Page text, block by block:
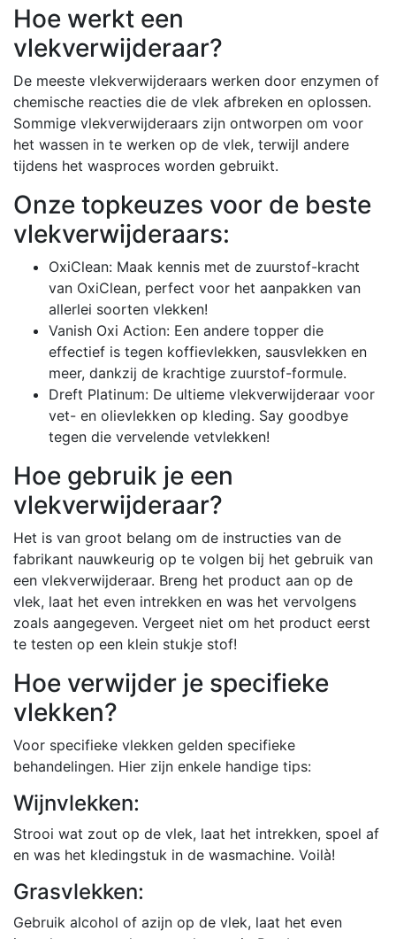
Hoe werkt een
vlekverwijderaar?
De meeste vlekverwijderaars werken door enzymen of
chemische reacties die de vlek afbreken en oplossen.
Sommige vlekverwijderaars zijn ontworpen om voor
het wassen in te werken op de vlek, terwijl andere
tijdens het wasproces worden gebruikt.
Onze topkeuzes voor de beste
vlekverwijderaars:
OxiClean: Maak kennis met de zuurstof-kracht
van OxiClean, perfect voor het aanpakken van
allerlei soorten vlekken!
Vanish Oxi Action: Een andere topper die
effectief is tegen koffievlekken, sausvlekken en
meer, dankzij de krachtige zuurstof-formule.
Dreft Platinum: De ultieme vlekverwijderaar voor
vet- en olievlekken op kleding. Say goodbye
tegen die vervelende vetvlekken!
Hoe gebruik je een
vlekverwijderaar?
Het is van groot belang om de instructies van de
fabrikant nauwkeurig op te volgen bij het gebruik van
een vlekverwijderaar. Breng het product aan op de
vlek, laat het even intrekken en was het vervolgens
zoals aangegeven. Vergeet niet om het product eerst
te testen op een klein stukje stof!
Hoe verwijder je specifieke
vlekken?
Voor specifieke vlekken gelden specifieke
behandelingen. Hier zijn enkele handige tips:
Wijnvlekken:
Strooi wat zout op de vlek, laat het intrekken, spoel af
en was het kledingstuk in de wasmachine. Voilà!
Grasvlekken:
Gebruik alcohol of azijn op de vlek, laat het even